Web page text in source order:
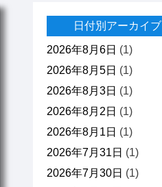
日付別アーカイブ
2026年8月6日 (1)
2026年8月5日 (1)
2026年8月3日 (1)
2026年8月2日 (1)
2026年8月1日 (1)
2026年7月31日 (1)
2026年7月30日 (1)